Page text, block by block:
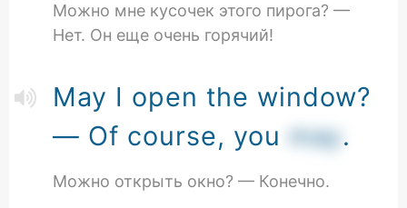
Можно мне кусочек этого пирога? —
Нет. Он еще очень горячий!
May I open the window?
— Of course, you may.
Можно открыть окно? — Конечно.